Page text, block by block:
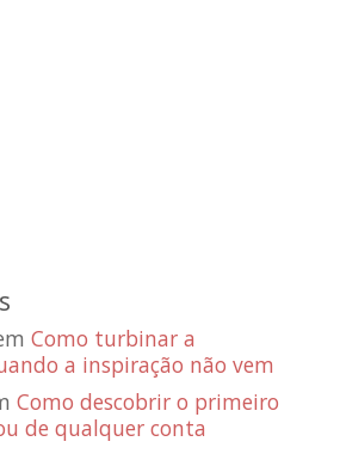
Como turbinar a
a inspiração não vem
Como descobrir o primeiro
de qualquer conta